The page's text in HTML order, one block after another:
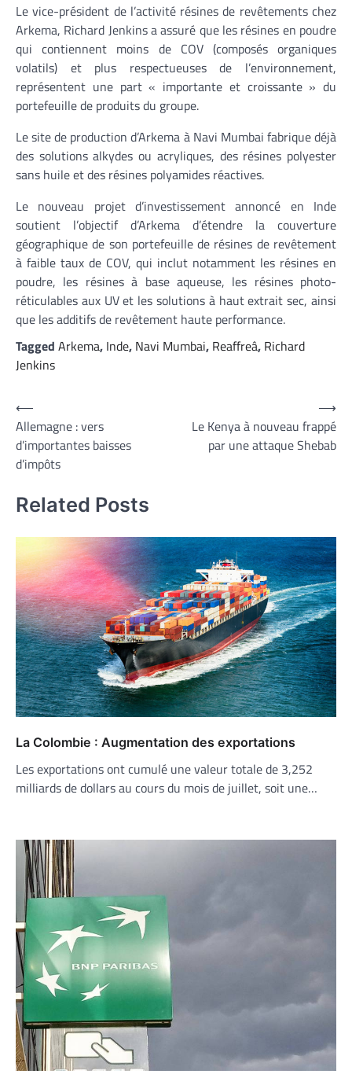
Le vice-président de l’activité résines de revêtements chez
Arkema, Richard Jenkins a assuré que les résines en poudre
qui contiennent moins de COV (composés organiques
volatils) et plus respectueuses de l’environnement,
représentent une part « importante et croissante » du
portefeuille de produits du groupe.
Le site de production d’Arkema à Navi Mumbai fabrique déjà
des solutions alkydes ou acryliques, des résines polyester
sans huile et des résines polyamides réactives.
Le nouveau projet d’investissement annoncé en Inde
soutient l’objectif d’Arkema d’étendre la couverture
géographique de son portefeuille de résines de revêtement
à faible taux de COV, qui inclut notamment les résines en
poudre, les résines à base aqueuse, les résines photo-
réticulables aux UV et les solutions à haut extrait sec, ainsi
que les additifs de revêtement haute performance.
Tagged Arkema, Inde, Navi Mumbai, Reaffreâ, Richard
Jenkins
Navigation
de
l’article
⟵
Allemagne : vers
d’importantes baisses
d’impôts
Le Kenya à nouveau frappé
par une attaque Shebab
⟶
Related Posts
La Colombie : Augmentation des exportations
Les exportations ont cumulé une valeur totale de 3,252
milliards de dollars au cours du mois de juillet, soit une…